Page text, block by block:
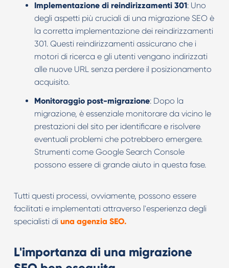
Implementazione di reindirizzamenti 301: Uno
degli aspetti più cruciali di una migrazione SEO è
la corretta implementazione dei reindirizzamenti
301. Questi reindirizzamenti assicurano che i
motori di ricerca e gli utenti vengano indirizzati
alle nuove URL senza perdere il posizionamento
acquisito.
Monitoraggio post-migrazione: Dopo la
migrazione, è essenziale monitorare da vicino le
prestazioni del sito per identificare e risolvere
eventuali problemi che potrebbero emergere.
Strumenti come Google Search Console
possono essere di grande aiuto in questa fase.
Tutti questi processi, ovviamente, possono essere
facilitati e implementati attraverso l'esperienza degli
specialisti di una agenzia SEO.
L'importanza di una migrazione